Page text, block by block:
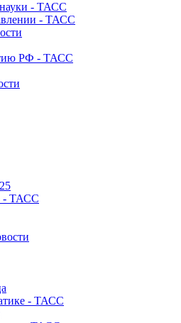
науки - ТАСС
- ТАСС
РФ - ТАСС
- ТАСС
- ТАСС